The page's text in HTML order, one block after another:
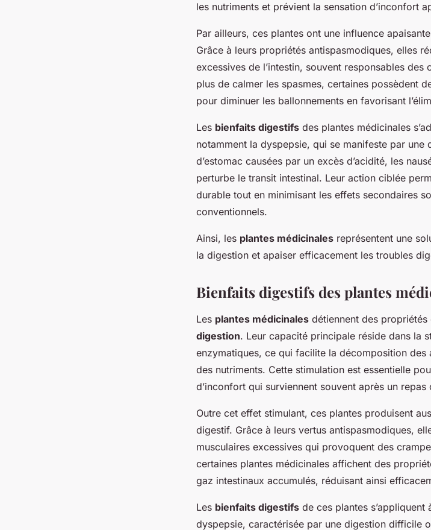
les nutriments et prévient la sensation d’inconfort
Par ailleurs, ces plantes ont une influence
Grâce à leurs propriétés antispasmodiques, elles
excessives de l’intestin, souvent responsables
plus de calmer les spasmes, certaines possèdent
pour diminuer les ballonnements en favorisant
Les bienfaits digestifs des plantes médicinales
notamment la dyspepsie, qui se manifeste par
d’estomac causées par un excès d’acidité, les
perturbe le transit intestinal. Leur action ciblée
durable tout en minimisant les effets secondaires
conventionnels.
Ainsi, les plantes médicinales représentent une
la digestion et apaiser efficacement les troubles
Bienfaits digestifs des plantes
Les plantes médicinales détiennent des
digestion. Leur capacité principale réside dans la
enzymatiques, ce qui facilite la décomposition
des nutriments. Cette stimulation est essentielle
d’inconfort qui surviennent souvent après un repas
Outre cet effet stimulant, ces plantes produisent
digestif. Grâce à leurs vertus antispasmodiques,
musculaires excessives qui provoquent des
certaines plantes médicinales affichent des
gaz intestinaux accumulés, réduisant ainsi
Les bienfaits digestifs de ces plantes
dyspepsie, caractérisée par une digestion difficile